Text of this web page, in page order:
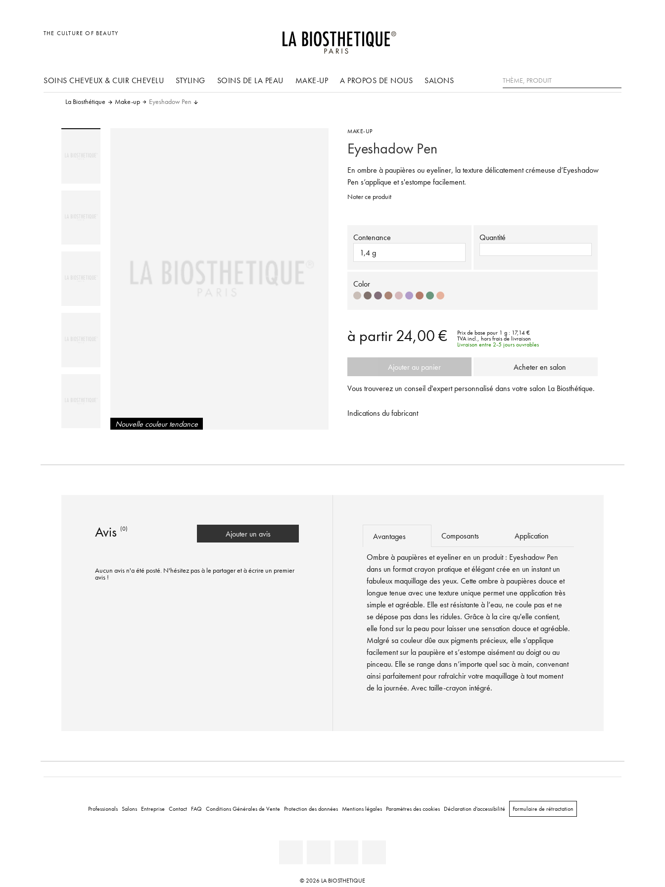
THE CULTURE OF BEAUTY
SOINS CHEVEUX & CUIR CHEVELU STYLING
Accessoires
SOINS DE LA PEAU MAKE-UP A PROPOS DE NOUS SALONS Rechercher
La Biosthétique Make-up Eyeshadow Pen
Nouvelle couleur tendance
MAKE-UP
Eyeshadow Pen
En ombre à paupières ou eyeliner, la texture délicatement crémeuse d’Eyeshadow
Pen s’applique et s'estompe facilement.
Noter ce produit
Contenance
1,4 g
Quantité
Color
à partir 24,00 € Prix de base pour 1 g : 17,14 €
TVA incl., hors frais de livraison
Livraison entre 2-5 jours ouvrables
Ajouter au panier Acheter en salon
Vous trouverez un conseil d'expert personnalisé dans votre salon La Biosthétique.
Indications du fabricant
Avis (0)
Ajouter un avis
Aucun avis n'a été posté. N'hésitez pas à le partager et à écrire un premier
avis !
Avantages Composants Application
Ombre à paupières et eyeliner en un produit : Eyeshadow Pen
dans un format crayon pratique et élégant crée en un instant un
fabuleux maquillage des yeux. Cette ombre à paupières douce et
longue tenue avec une texture unique permet une application très
simple et agréable. Elle est résistante à l’eau, ne coule pas et ne
se dépose pas dans les ridules. Grâce à la cire qu'elle contient,
elle fond sur la peau pour laisser une sensation douce et agréable.
Malgré sa couleur dûe aux pigments précieux, elle s'applique
facilement sur la paupière et s’estompe aisément au doigt ou au
pinceau. Elle se range dans n’importe quel sac à main, convenant
ainsi parfaitement pour rafraîchir votre maquillage à tout moment
de la journée. Avec taille-crayon intégré.
Professionals Salons Entreprise Contact FAQ Conditions Générales de Vente Protection des données Mentions légales Paramètres des cookies Déclaration d’accessibilité Formulaire de rétractation
© 2026 LA BIOSTHETIQUE